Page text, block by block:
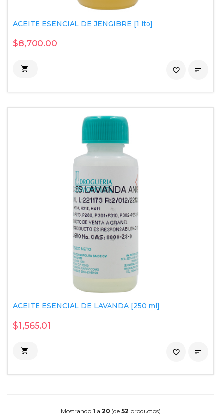
ACEITE ESENCIAL DE JENGIBRE [1 lto]
$8,700.00
 
favorite_border
ACEITE ESENCIAL DE LAVANDA [250 ml]
$1,565.01
 
favorite_border
Mostrando 1 a 20 (de 52 productos)